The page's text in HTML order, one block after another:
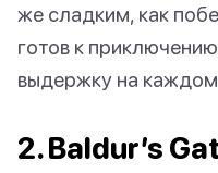
же сладким, как
готов к
выдержку на
2. Baldur’s